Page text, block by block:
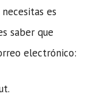
es
saber que
electrónico: